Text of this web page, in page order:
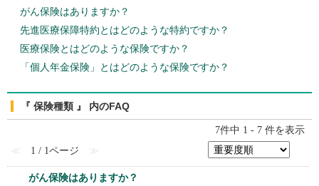
がん保険はありますか？
先進医療保障特約とはどのような特約ですか？
医療保険とはどのような保険ですか？
「個人年金保険」とはどのような保険ですか？
『 保険種類 』 内のFAQ
7件中 1 - 7 件を表示
≪
1 / 1ページ ≫
がん保険はありますか？